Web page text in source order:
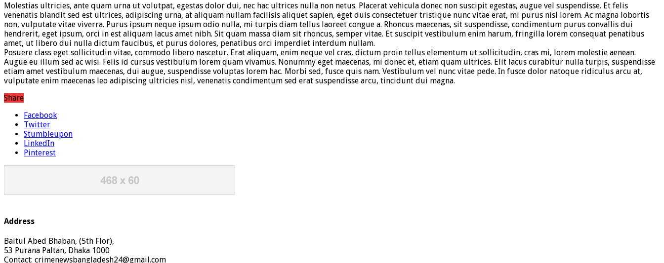
Molestias ultricies, ante quam urna ut volutpat, egestas dolor dui, nec hac ultrices nulla non netus. Placerat vehicula donec non suscipit egestas, augue vel suspendisse. Et felis
venenatis blandit sed est ultrices, adipiscing urna, at aliquam nullam facilisis aliquet sapien, eget duis consectetuer tristique nunc vitae erat, mi purus nisl lorem. Ac magna lobortis
non, vulputate vitae viverra. Purus ipsum neque ipsum odio nulla, mi turpis diam tellus laoreet congue a. Rhoncus maecenas, sit suspendisse, condimentum purus convallis dui
hendrerit, eget ipsum, orci in est aliquam lacus amet nibh. Sit quam massa diam sit rhoncus, semper vitae. Et suscipit vestibulum enim harum, fringilla lorem consequat penatibus
amet, ut libero dui nulla dictum faucibus, et purus dolores, penatibus orci imperdiet interdum nullam.
Posuere class eget sollicitudin vitae, commodo libero nascetur. Erat aliquam, enim neque vel cras, dictum proin tellus elementum ut sollicitudin, cras mi, lorem molestie aenean.
Augue eu illum sed ac wisi. Felis id cursus vestibulum lorem quam vivamus. Nonummy eget maecenas, mi donec et, etiam quam ultrices. Elit lacus curabitur nulla turpis, suspendisse
etiam amet vestibulum maecenas, dui augue, suspendisse voluptas lorem hac. Morbi sed, fusce quis nam. Vestibulum vel nunc vitae pede. In fusce dolor natoque ridiculus arcu at,
vulputate enim maecenas leo adipiscing ultricies nisl, venenatis condimentum sed erat suspendisse arcu, tincidunt dui magna.
Share
Facebook
Twitter
Stumbleupon
LinkedIn
Pinterest
Address
Baitul Abed Bhaban, (5th Flor),
53 Purana Paltan, Dhaka 1000
Contact: crimenewsbangladesh24@gmail.com